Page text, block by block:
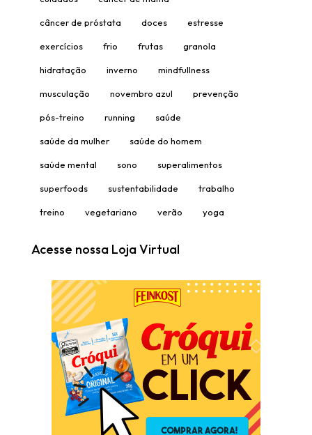
câncer de próstata doces estresse
exercícios frio frutas granola
hidratação inverno mindfullness
musculação novembro azul prevenção
pós-treino running saúde
saúde da mulher saúde do homem
saúde mental sono superalimentos
superfoods sustentabilidade trabalho
treino vegetariano verão yoga
Acesse nossa Loja Virtual